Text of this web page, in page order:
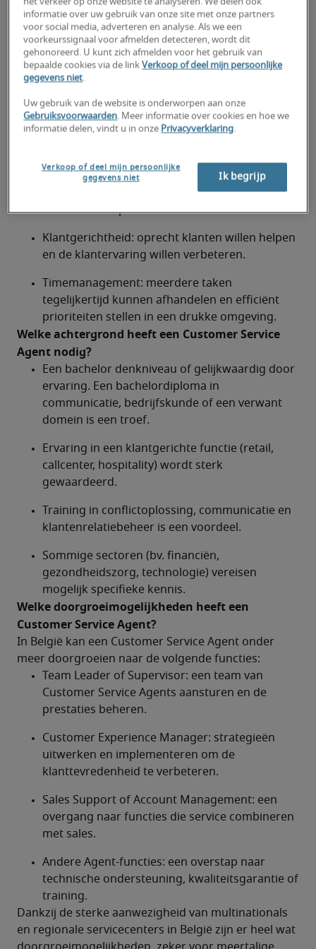
telefoon of email).
Communicatie: vlot mondeling en schriftelijk
kunnen communiceren en in staat zijn om ook
onder druk rustig en duidelijk te blijven.
Probleemoplossend denken: situaties snel
kunnen inschatten en doeltreffende
oplossingen aanreiken.
pakketten, CRM-tools (bv. Salesforce, Zendesk),
communicatieplatformen.
Klantgerichtheid: oprecht klanten willen helpen
en de klantervaring willen verbeteren.
Timemanagement: meerdere taken
tegelijkertijd kunnen afhandelen en efficiënt
prioriteiten stellen in een drukke omgeving.
Welke achtergrond heeft een Customer Service
Een bachelor denkniveau of gelijkwaardig door
ervaring. Een bachelordiploma in
communicatie, bedrijfskunde of een verwant
domein is een troef.
Ervaring in een klantgerichte functie (retail,
callcenter, hospitality) wordt sterk
gewaardeerd.
Training in conflictoplossing, communicatie en
klantenrelatiebeheer is een voordeel.
Sommige sectoren (bv. financiën,
gezondheidszorg, technologie) vereisen
mogelijk specifieke kennis.
Welke doorgroeimogelijkheden heeft een
In België kan een Customer Service Agent onder
meer doorgroeien naar de volgende functies:
Team Leader of Supervisor: een team van
Customer Service Agents aansturen en de
prestaties beheren.
Customer Experience Manager: strategieën
uitwerken en implementeren om de
klanttevredenheid te verbeteren.
Sales Support of Account Management: een
overgang naar functies die service combineren
met sales.
Andere Agent-functies: een overstap naar
technische ondersteuning, kwaliteitsgarantie of
training.
Dankzij de sterke aanwezigheid van multinationals
en regionale servicecenters in België zijn er heel wat
het verkeer op onze website te analyseren. We delen ook
informatie over uw gebruik van onze site met onze partners
voor social media, adverteren en analyse. Als we een
voorkeurssignaal voor afmelden detecteren, wordt dit
gehonoreerd. U kunt zich afmelden voor het gebruik van
bepaalde cookies via de linkVerkoop of deel mijn persoonlijke
gegevens niet.
Uw gebruik van de website is onderworpen aan onze
Gebruiksvoorwaarden. Meer informatie over cookies en hoe we
informatie delen, vindt u in onze Privacyverklaring.
Verkoop of deel mijn persoonlijke
gegevens niet
Ik begrijp